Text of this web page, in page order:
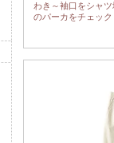
わき～袖口をシャ
のパーカをチェック